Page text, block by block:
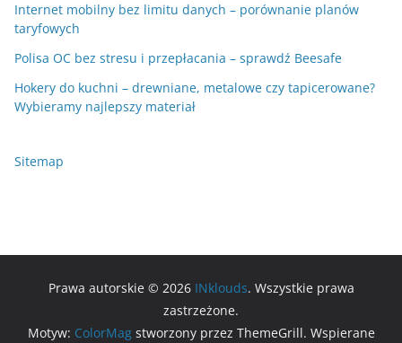
Internet mobilny bez limitu danych – porównanie planów
taryfowych
Polisa OC bez stresu i przepłacania – sprawdź Beesafe
Hokery do kuchni – drewniane, metalowe czy tapicerowane?
Wybieramy najlepszy materiał
Sitemap
Prawa autorskie © 2026 INklouds. Wszystkie prawa
zastrzeżone.
Motyw: ColorMagstworzony przez ThemeGrill. Wspierane